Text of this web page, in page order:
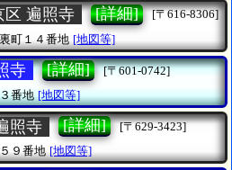
区 遍照寺 [詳細]
[〒616-8306]
町１４番地 [地図等]
寺 [詳細]
[〒601-0742]
番地 [地図等]
照寺 [詳細]
[〒629-3423]
９番地 [地図等]